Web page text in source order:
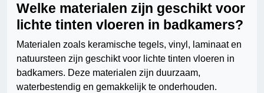
Welke materialen zijn geschikt voor
lichte tinten vloeren in badkamers?
Materialen zoals keramische tegels, vinyl, laminaat en
natuursteen zijn geschikt voor lichte tinten vloeren in
badkamers. Deze materialen zijn duurzaam,
waterbestendig en gemakkelijk te onderhouden.